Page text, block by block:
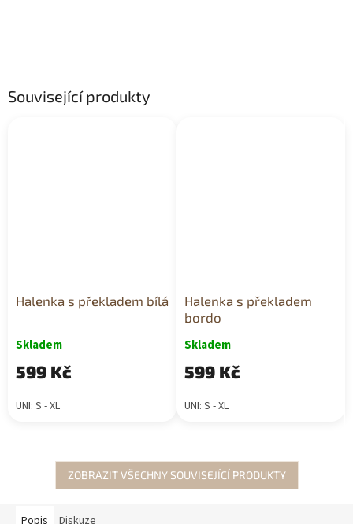
Související produkty
Halenka s překladem bílá
Skladem
599 Kč
UNI: S - XL
Halenka s překladem
bordo
Skladem
599 Kč
UNI: S - XL
ZOBRAZIT VŠECHNY SOUVISEJÍCÍ PRODUKTY